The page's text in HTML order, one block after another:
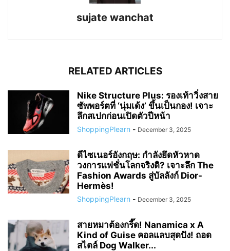
sujate wanchat
RELATED ARTICLES
Nike Structure Plus: รองเท้าวิ่งสาย
ซัพพอร์ตที่ ‘นุ่มเด้ง’ ขึ้นเป็นกอง! เจาะ
ลึกสเปกก่อนเปิดตัวปีหน้า
ShoppingPlearn - December 3, 2025
ดีไซเนอร์อังกฤษ: กำลังยึดหัวหาด
วงการแฟชั่นโลกจริงดิ? เจาะลึก The
Fashion Awards สู่บัลลังก์ Dior-
Hermès!
ShoppingPlearn - December 3, 2025
สายหมาต้องกรี๊ด! Nanamica x A
Kind of Guise คอลแลบสุดปัง! ถอด
สไตล์ Dog Walker...